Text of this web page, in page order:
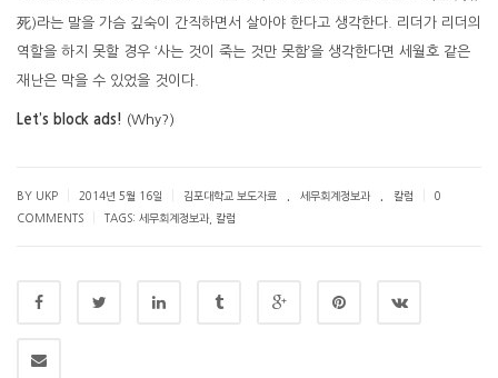
死)라는 말을 가슴 깊숙이 간직하면서 살아야 한다고 생각한다. 리더가 리더의
역할을 하지 못할 경우 ‘사는 것이 죽는 것만 못함’을 생각한다면 세월호 같은
재난은 막을 수 있었을 것이다.
Let’s block ads! (Why?)
BY UKP 2014년 5월 16일 김포대학교 보도자료 세무회계정보과 칼럼
0
COMMENTS
TAGS: 세무회계정보과 칼럼